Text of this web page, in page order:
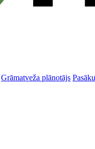
Grāmatveža plānotājs